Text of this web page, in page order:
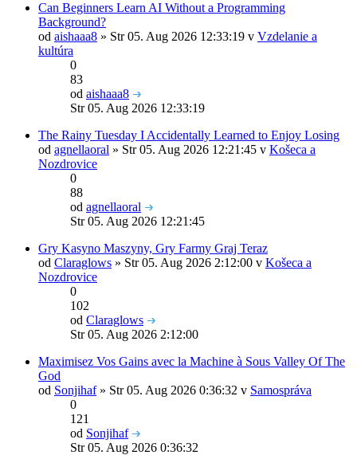
Can Beginners Learn AI Without a Programming
Background?
od aishaaa8 » Str 05. Aug 2026 12:33:19 v Vzdelanie a
kultúra
0
83
od aishaaa8
Str 05. Aug 2026 12:33:19
The Rainy Tuesday I Accidentally Learned to Enjoy Losing
od agnellaoral » Str 05. Aug 2026 12:21:45 v Košeca a
Nozdrovice
0
88
od agnellaoral
Str 05. Aug 2026 12:21:45
Gry Kasyno Maszyny, Gry Farmy Graj Teraz
od Claraglows » Str 05. Aug 2026 2:12:00 v Košeca a
Nozdrovice
0
102
od Claraglows
Str 05. Aug 2026 2:12:00
Maximisez Vos Gains avec la Machine à Sous Valley Of The
God
od Sonjihaf» Str 05. Aug 2026 0:36:32 v Samospráva
0
121
od Sonjihaf
Str 05. Aug 2026 0:36:32